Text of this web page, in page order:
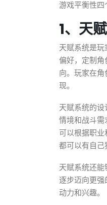
游戏平衡性四
1、天
天赋系统是
偏好，定制角
向。玩家在
现。
天赋系统的
情境和战斗需
可以根据职
都可以有自己
天赋系统还能
逐步迈向更强
动力和兴趣。